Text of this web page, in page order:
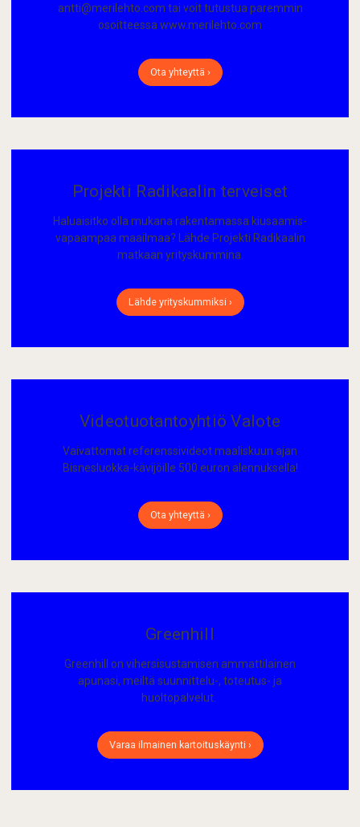
antti@merilehto.com tai voit tutustua paremmin
osoitteessa www.merilehto.com
Ota yhteyttä ›
Projekti Radikaalin terveiset
Haluaisitko olla mukana rakentamassa kiusaamis­
vapaampaa maailmaa? Lähde Projekti Radikaalin
matkaan yrityskummina.
Lähde yrityskummiksi ›
Videotuotantoyhtiö Valote
Vaivattomat referenssivideot maaliskuun ajan
Bisnesluokka-kävijöille 500 euron alennuksella!
Ota yhteyttä ›
Greenhill
Greenhill on vihersisustamisen ammattilainen
apunasi, meiltä suunnittelu-, toteutus- ja
huoltopalvelut.
Varaa ilmainen kartoituskäynti ›